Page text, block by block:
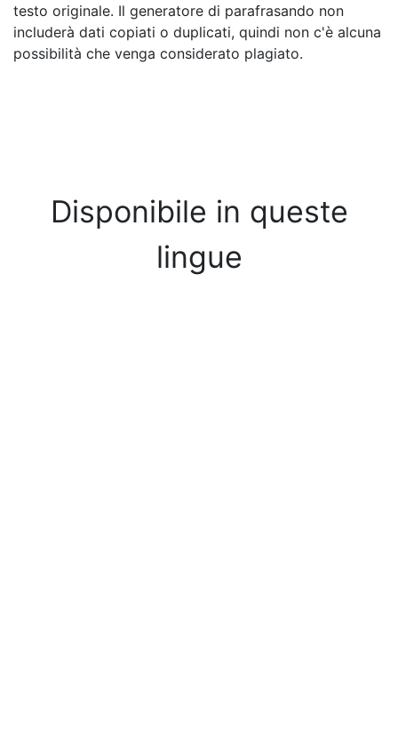
testo originale. Il generatore di parafrasando non
includerà dati copiati o duplicati, quindi non c'è alcuna
possibilità che venga considerato plagiato.
Disponibile in queste
lingue